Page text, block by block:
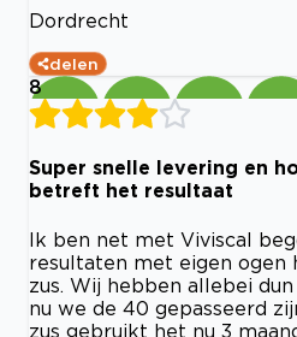
Dordrecht
delen
8
Super snelle levering en
betreft het resultaat
Ik ben net met Viviscal
resultaten met eigen ogen
zus. Wij hebben allebei
nu we de 40 gepasseerd
zus gebruikt het nu 3